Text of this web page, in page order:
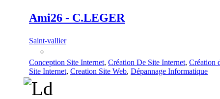
Ami26 - C.LEGER
Saint-vallier
Conception Site Internet, Création De Site Internet, Création
Site Internet, Creation Site Web, Dépannage Informatique